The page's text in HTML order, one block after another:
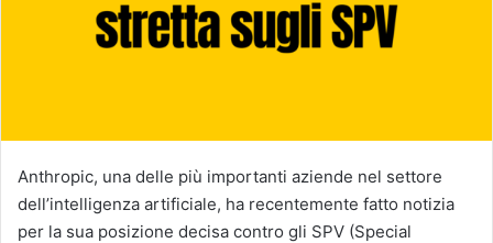
Anthropic, una delle più importanti aziende nel settore
dell’intelligenza artificiale, ha recentemente fatto notizia
per la sua posizione decisa contro gli SPV (Special